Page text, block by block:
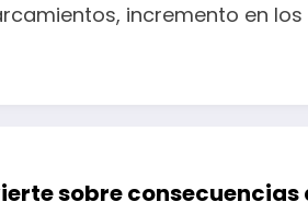
incremento en
sobre consecuencias